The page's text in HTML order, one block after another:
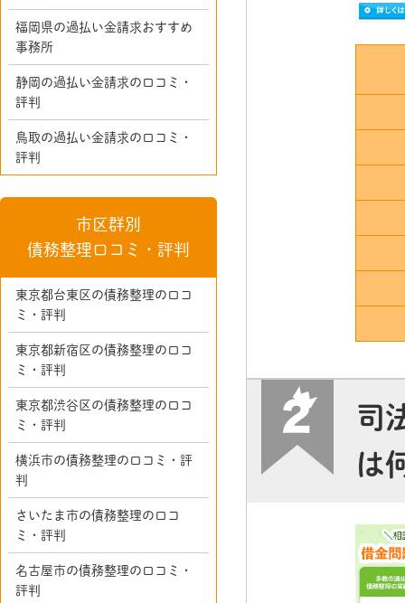
司
は
福岡県の過払い金請求おすすめ
事務所
静岡の過払い金請求の口コミ・
評判
鳥取の過払い金請求の口コミ・
評判
市区群別
債務整理口コミ・評判
東京都台東区の債務整理の口コ
ミ・評判
東京都新宿区の債務整理の口コ
ミ・評判
東京都渋谷区の債務整理の口コ
ミ・評判
横浜市の債務整理の口コミ・評
判
さいたま市の債務整理の口コ
ミ・評判
名古屋市の債務整理の口コミ・
評判